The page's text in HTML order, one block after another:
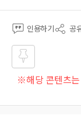
인용하기 공
즐겨
찾기
※해당 콘텐츠는